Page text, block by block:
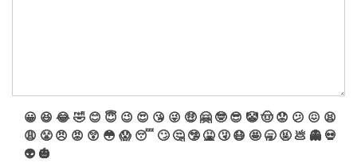
😀 😆 😂🤣 😊 😇 😉 😍 😘 😜 🤑 🤗 🤓 😎 🤡🤠 😟 😕 😖 😫
😩 😤 😠 😡 😲 😳 😱 😴 🙄 🤔 🤥 🤮 🤧 😷 🤩 🥱 🤬 💩 👻 💀
👽 🎃